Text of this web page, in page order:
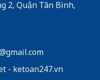
2, Quận Tân Bình,
-ketoan247.vn